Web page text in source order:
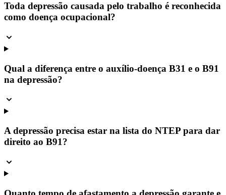
Toda depressão causada pelo trabalho é reconhecida
como doença ocupacional?
Qual a diferença entre o auxílio-doença B31 e o B91
na depressão?
A depressão precisa estar na lista do NTEP para dar
direito ao B91?